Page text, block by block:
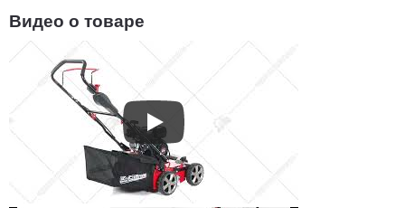
Видео о товаре